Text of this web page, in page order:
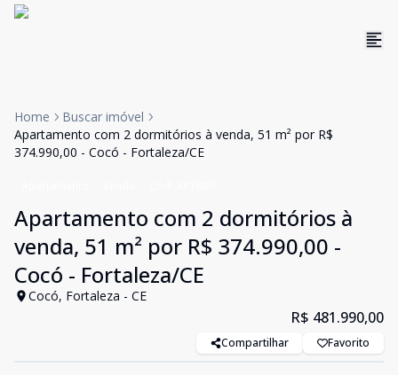
Home
Buscar imóvel
Apartamento com 2 dormitórios à venda, 51 m² por R$
374.990,00 - Cocó - Fortaleza/CE
Apartamento com 2 dormitórios à
venda, 51 m² por R$ 374.990,00 -
Cocó - Fortaleza/CE
Cocó, Fortaleza - CE
R$ 481.990,00
Compartilhar Favorito